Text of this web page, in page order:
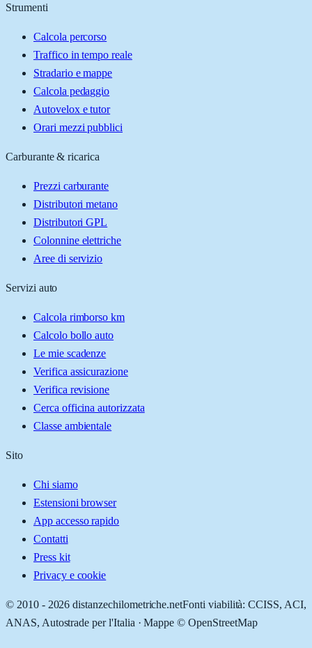
Strumenti
Calcola percorso
Traffico in tempo reale
Stradario e mappe
Calcola pedaggio
Autovelox e tutor
Orari mezzi pubblici
Carburante & ricarica
Prezzi carburante
Distributori metano
Distributori GPL
Colonnine elettriche
Aree di servizio
Servizi auto
Calcola rimborso km
Calcolo bollo auto
Le mie scadenze
Verifica assicurazione
Verifica revisione
Cerca officina autorizzata
Classe ambientale
Sito
Chi siamo
Estensioni browser
App accesso rapido
Contatti
Press kit
Privacy e cookie
© 2010 - 2026 distanzechilometriche.netFonti viabilità: CCISS, ACI,
ANAS, Autostrade per l'Italia · Mappe © OpenStreetMap